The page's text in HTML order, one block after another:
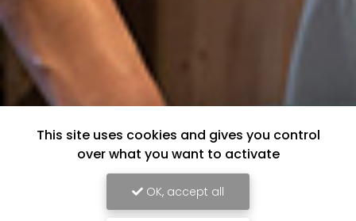
This site uses cookies and gives you control
over what you want to activate
OK, accept all